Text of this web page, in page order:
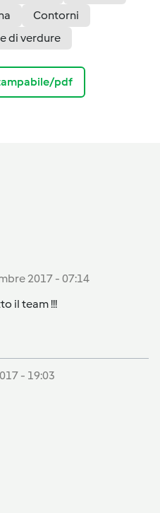
Contorni
di verdure
pdf
2017 - 07:14
il team !!!
- 19:03